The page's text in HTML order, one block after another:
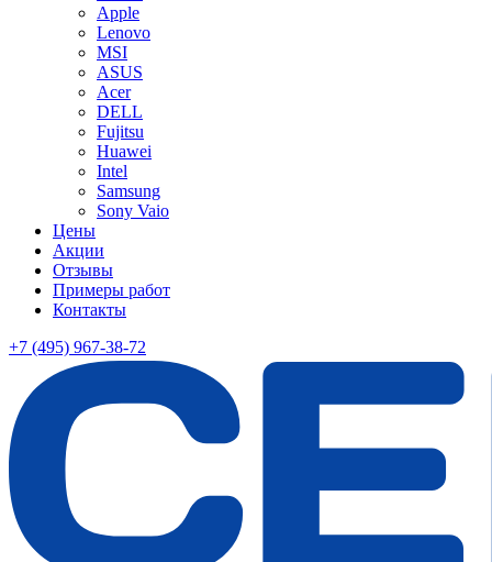
Apple
Lenovo
MSI
ASUS
Acer
DELL
Fujitsu
Huawei
Intel
Samsung
Sony Vaio
Цены
Акции
Отзывы
Примеры работ
Контакты
+7 (495) 967-38-72